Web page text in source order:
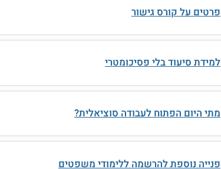
פרטים על קורס גישור
למידת סיעוד בלי פסיכומטרי
מתי היום הפתוח לעבודה סוציאלית?
פנייה נוספת להרשמה ללימודי משפטים